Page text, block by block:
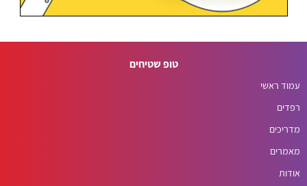
טופ שטיחים
עמוד ראשי
רפדים
מדריכים
מאמרים
אודות